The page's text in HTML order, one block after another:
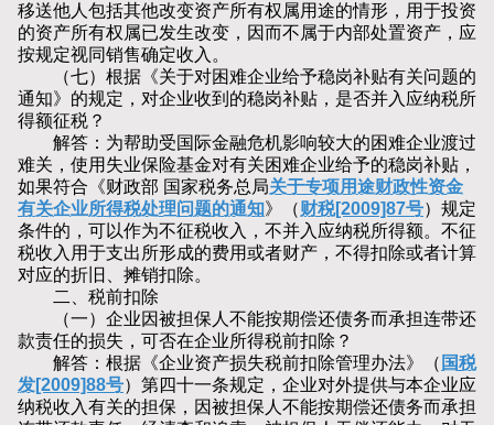
移送他人包括其他改变资产所有权属用途的情形，用于投资
的资产所有权属已发生改变，因而不属于内部处置资产，应
按规定视同销售确定收入。
（七）根据《关于对困难企业给予稳岗补贴有关问题的
通知》的规定，对企业收到的稳岗补贴，是否并入应纳税所
得额征税？
解答：为帮助受国际金融危机影响较大的困难企业渡过
难关，使用失业保险基金对有关困难企业给予的稳岗补贴，
如果符合《财政部 国家税务总局关于专项用途财政性资金
有关企业所得税处理问题的通知》（财税[2009]87号）规定
条件的，可以作为不征税收入，不并入应纳税所得额。不征
税收入用于支出所形成的费用或者财产，不得扣除或者计算
对应的折旧、摊销扣除。
二、税前扣除
（一）企业因被担保人不能按期偿还债务而承担连带还
款责任的损失，可否在企业所得税前扣除？
解答：根据《企业资产损失税前扣除管理办法》（ 国税
发[2009]88号）第四十一条规定，企业对外提供与本企业应
纳税收入有关的担保，因被担保人不能按期偿还债务而承担